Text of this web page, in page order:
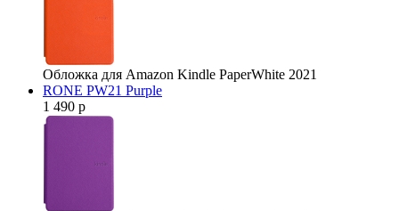
Обложка для Amazon Kindle PaperWhite 2021
RONE PW21 Purple
1 490 р